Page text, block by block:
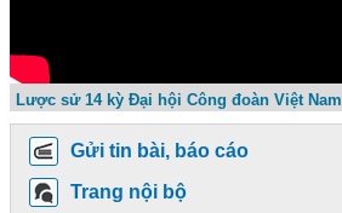
Lược sử 14 kỳ Đại hội Công đoàn Việt Nam
Gửi tin bài, báo cáo
Trang nội bộ